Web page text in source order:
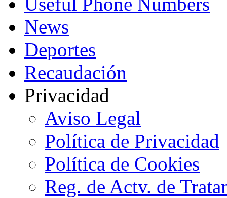
News
Deportes
Recaudación
Privacidad
Aviso Legal
Política de Privacidad
Política de Cookies
Reg. de Actv. de